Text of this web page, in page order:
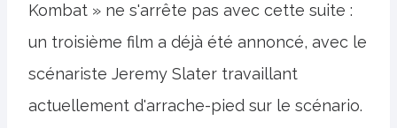
Kombat » ne s'arrête pas avec cette suite :
un troisième film a déjà été annoncé, avec le
scénariste Jeremy Slater travaillant
actuellement d'arrache-pied sur le scénario.